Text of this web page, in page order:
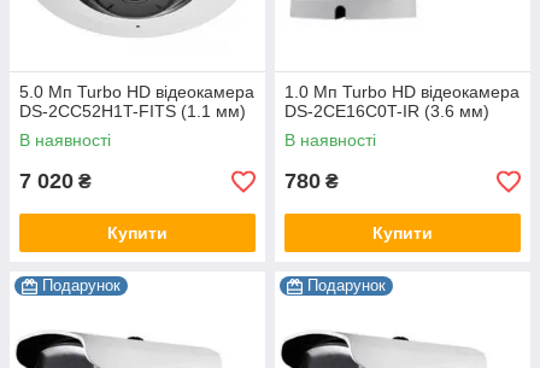
5.0 Мп Turbo HD відеокамера
DS-2CC52H1T-FITS (1.1 мм)
В наявності
7 020 ₴
Купити
1.0 Мп Turbo HD відеокамера
DS-2CE16C0T-IR (3.6 мм)
В наявності
780 ₴
Купити
Подарунок Подарунок